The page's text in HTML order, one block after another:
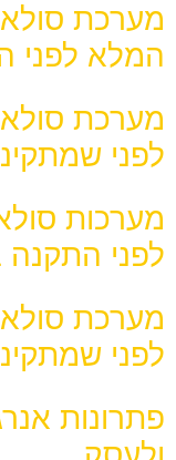
מערכת
המלא לפני
מערכת
לפני
מערכות
לפני התקנה
מערכת
לפני
פתרונות